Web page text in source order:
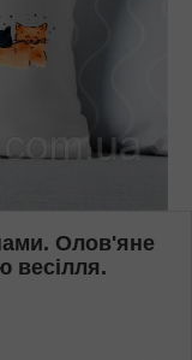
Олов'яне
весілля.